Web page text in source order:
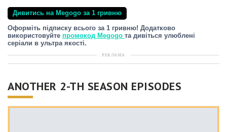
Дивитись на Megogo за 1 гривню
Оформіть підписку всього за 1 гривню! Додатково
використовуйте промокод Megogo та дивіться улюблені
серіали в ультра якості.
РЕКЛАМА
ANOTHER 2-TH SEASON EPISODES